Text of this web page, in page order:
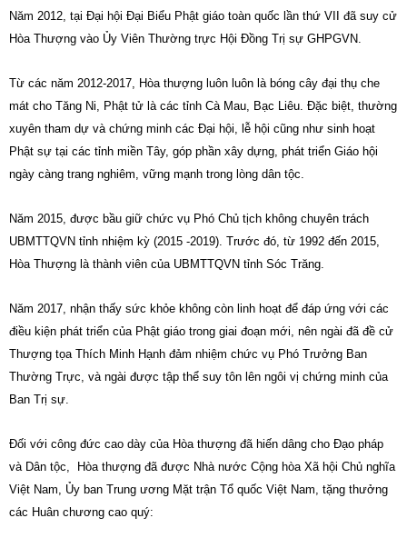
Năm 2012, tại Đại hội Đại Biểu Phật giáo toàn quốc lần thứ VII đã suy cử
Hòa Thượng vào Ủy Viên Thường trực Hội Đồng Trị sự GHPGVN.
Từ các năm 2012-2017, Hòa thượng luôn luôn là bóng cây đại thụ che
mát cho Tăng Ni, Phật tử là các tỉnh Cà Mau, Bạc Liêu. Đặc biệt, thường
xuyên tham dự và chứng minh các Đại hội, lễ hội cũng như sinh hoạt
Phật sự tại các tỉnh miền Tây, góp phần xây dựng, phát triển Giáo hội
ngày càng trang nghiêm, vững mạnh trong lòng dân tộc.
Năm 2015, được bầu giữ chức vụ Phó Chủ tịch không chuyên trách
UBMTTQVN tỉnh nhiệm kỳ (2015 -2019). Trước đó, từ 1992 đến 2015,
Hòa Thượng là thành viên của UBMTTQVN tỉnh Sóc Trăng.
Năm 2017, nhận thấy sức khỏe không còn linh hoạt để đáp ứng với các
điều kiện phát triển của Phật giáo trong giai đoạn mới, nên ngài đã đề cử
Thượng tọa Thích Minh Hạnh đảm nhiệm chức vụ Phó Trưởng Ban
Thường Trực, và ngài được tập thể suy tôn lên ngôi vị chứng minh của
Ban Trị sự.
Đối với công đức cao dày của Hòa thượng đã hiến dâng cho Đạo pháp
và Dân tộc, Hòa thượng đã được Nhà nước Cộng hòa Xã hội Chủ nghĩa
Việt Nam, Ủy ban Trung ương Mặt trận Tổ quốc Việt Nam, tặng thưởng
các Huân chương cao quý: